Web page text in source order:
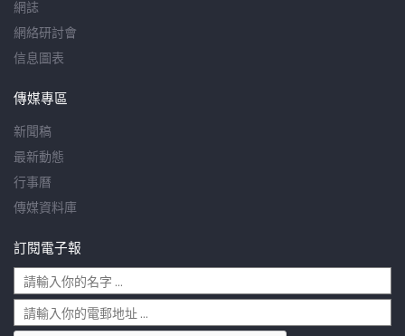
網誌
網絡研討會
信息圖表
傳媒專區
新聞稿
最新動態
行事曆
傳媒資料庫
訂閱電子報